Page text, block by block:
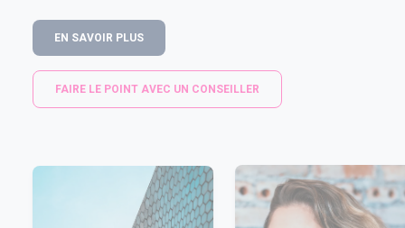
EN SAVOIR PLUS
FAIRE LE POINT AVEC UN CONSEILLER